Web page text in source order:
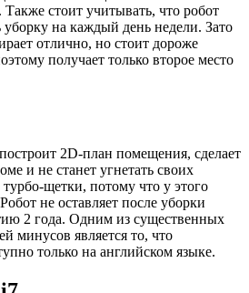
стоит учитывать, что робот
уборку на каждый день недели. Зато
отлично, но стоит дороже
получает только второе место
2D-план помещения, сделает
и не станет угнетать своих
турбо-щетки, потому что у этого
не оставляет после уборки
2 года. Одним из существенных
минусов является то, что
только на английском языке.